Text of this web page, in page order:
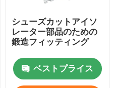
シューズカットアイソ
レーター部品のための
鍛造フィッティング
ベストプライス